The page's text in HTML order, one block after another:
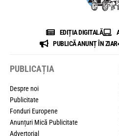
EDIȚIA DIGITALĂ
PUBLICĂ ANUNȚ ÎN ZIAR
PUBLICAȚIA
Despre noi
Publicitate
Fonduri Europene
Anunțuri Mică Publicitate
Advertorial